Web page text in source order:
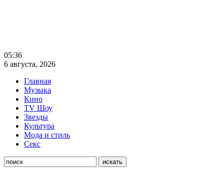
05:36
6 августа, 2026
Главная
Музыка
Кино
TV Шоу
Звезды
Культура
Мода и стиль
Секс